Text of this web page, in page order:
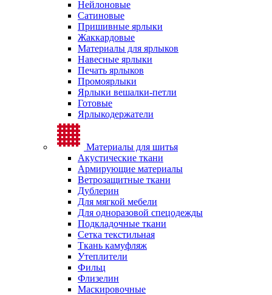
Нейлоновые
Сатиновые
Пришивные ярлыки
Жаккардовые
Материалы для ярлыков
Навесные ярлыки
Печать ярлыков
Промоярлыки
Ярлыки вешалки-петли
Готовые
Ярлыкодержатели
Материалы для шитья
Акустические ткани
Армирующие материалы
Ветрозащитные ткани
Дублерин
Для мягкой мебели
Для одноразовой спецодежды
Подкладочные ткани
Сетка текстильная
Ткань камуфляж
Утеплители
Фильц
Флизелин
Маскировочные